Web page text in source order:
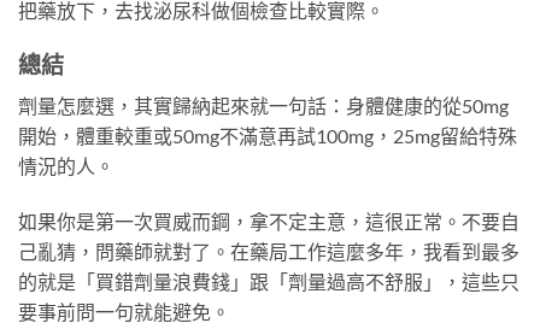
把藥放下，去找泌尿科做個檢查比較實際。
總結
劑量怎麼選，其實歸納起來就一句話：身體健康的從50mg
開始，體重較重或50mg不滿意再試100mg，25mg留給特殊
情況的人。
如果你是第一次買威而鋼，拿不定主意，這很正常。不要自
己亂猜，問藥師就對了。在藥局工作這麼多年，我看到最多
的就是「買錯劑量浪費錢」跟「劑量過高不舒服」，這些只
要事前問一句就能避免。